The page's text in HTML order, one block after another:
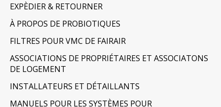
EXPÈDIER & RETOURNER
À PROPOS DE PROBIOTIQUES
FILTRES POUR VMC DE FAIRAIR
ASSOCIATIONS DE PROPRIÉTAIRES ET ASSOCIATONS
DE LOGEMENT
INSTALLATEURS ET DÉTAILLANTS
MANUELS POUR LES SYSTÈMES POUR